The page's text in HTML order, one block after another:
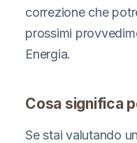
correzione che
prossimi
Energia.
Cosa significa
Se stai valutando